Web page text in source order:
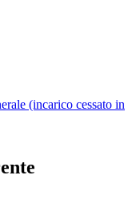
(incarico cessato in